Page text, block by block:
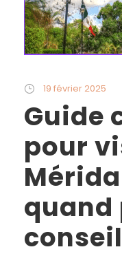
19 février 2025
Guide
pour
quand